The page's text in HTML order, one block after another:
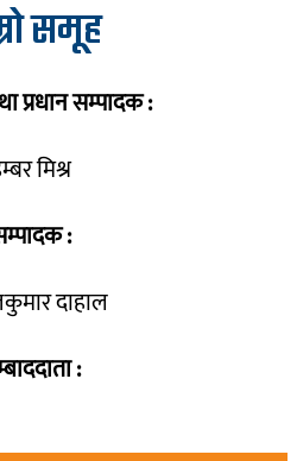
समूह
प्रधान सम्पादक :
मिश्र
:
दाहाल
: